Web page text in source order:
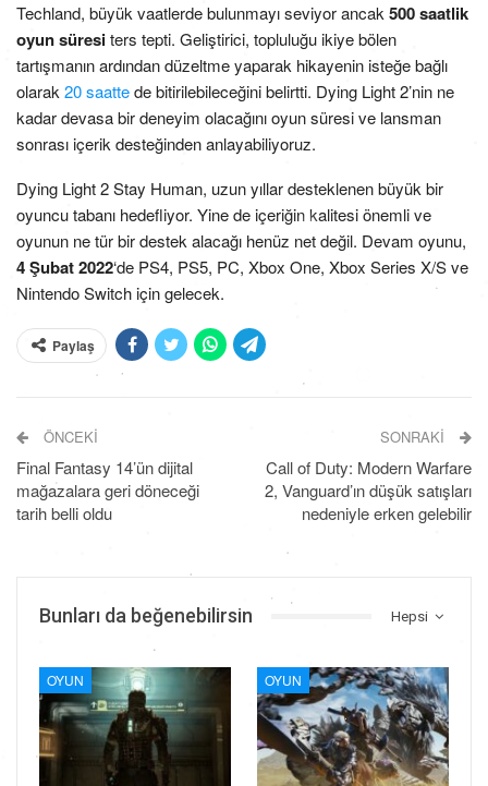
Techland, büyük vaatlerde bulunmayı seviyor ancak500 saatlik
oyun süresiters tepti. Geliştirici, topluluğu ikiye bölen
tartışmanın ardından düzeltme yaparak hikayenin isteğe bağlı
olarak20 saattede bitirilebileceğini belirtti. Dying Light 2’nin ne
kadar devasa bir deneyim olacağını oyun süresi ve lansman
sonrası içerik desteğinden anlayabiliyoruz.
Dying Light 2 Stay Human, uzun yıllar desteklenen büyük bir
oyuncu tabanı hedefliyor. Yine de içeriğin kalitesi önemli ve
oyunun ne tür bir destek alacağı henüz net değil. Devam oyunu,
4 Şubat 2022‘de PS4, PS5, PC, Xbox One, Xbox Series X/S ve
Nintendo Switch için gelecek.
Paylaş
ÖNCEKI
Final Fantasy 14’ün dijital
mağazalara geri döneceği
tarih belli oldu
SONRAKI
Call of Duty: Modern Warfare
2, Vanguard’ın düşük satışları
nedeniyle erken gelebilir
Hepsi
Bunları da beğenebilirsin
OYUN OYUN